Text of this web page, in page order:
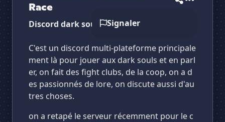
Race
Signaler
Discord dark souls & compagnie
C'est un discord multi-plateforme principale
ment là pour jouer aux dark souls et en parl
er, on fait des fight clubs, de la coop, on a d
es passionnés de lore, on discute aussi d'au
tres choses.
on a retapé le serveur récemment pour le c